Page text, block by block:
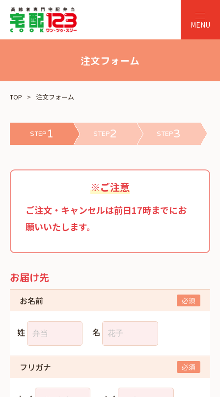
注文フォーム
TOP 注文フォーム
STEP 1 STEP2 STEP3
※ご注意
ご注文・キャンセルは前日17時までにお
願いいたします。
お届け先
お名前
姓 名
フリガナ